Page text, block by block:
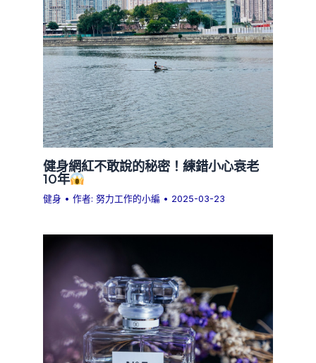
健身網紅不敢說的秘密！練錯小心衰老
10年
健身 • 作者:努力工作的小編 • 2025-03-23